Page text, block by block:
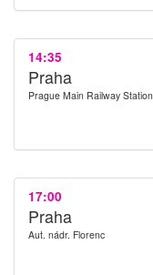
14:35
Praha
Prague Main Railway Station
17:00
Praha
Aut. nádr. Florenc